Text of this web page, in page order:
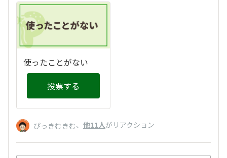
使ったことがない
投票する
ぴっきむきむ、 他11人がリアクション